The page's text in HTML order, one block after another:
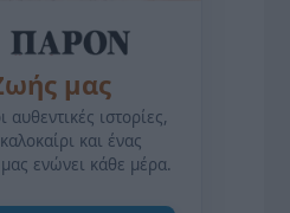
μας
ιστορίες,
και ένας
ενώνει κάθε μέρα.